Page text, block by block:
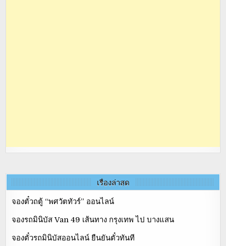
เรื่องล่าสุด
จองตั๋วถตู้ “พศวัตทัวร์” ออนไลน์
จองรถมินิบัส Van 49 เส้นทาง กรุงเทพ ไป บางแสน
จองตั๋วรถมินิบัสออนไลน์ ยืนยันตั๋วทันที